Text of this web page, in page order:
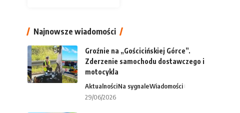
Najnowsze wiadomości
Groźnie na „Gościcińskiej Górce”.
Zderzenie samochodu dostawczego i
motocykla
AktualnościNa sygnaleWiadomości
29/06/2026